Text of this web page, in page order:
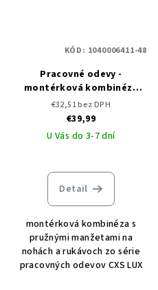
Pracovné odevy -
montérková kombinéza
CXS LUX ROBERT
€32,51 bez DPH
€39,99
U Vás do 3-7 dní
Detail
montérková kombinéza s
pružnými manžetami na
nohách a rukávoch zo série
pracovných odevov CXS LUX
KÓD: 1040006411-48